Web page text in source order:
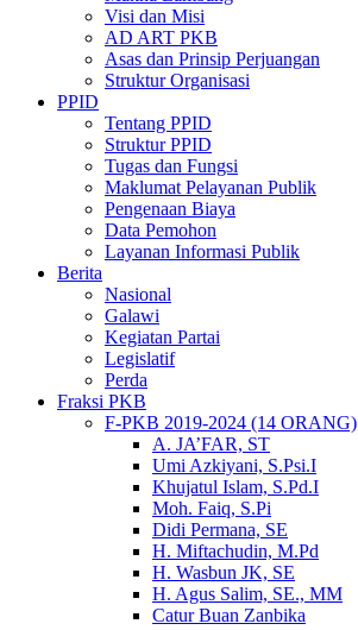
Visi dan Misi
AD ART PKB
Asas dan Prinsip Perjuangan
Struktur Organisasi
PPID
Tentang PPID
Struktur PPID
Tugas dan Fungsi
Maklumat Pelayanan Publik
Pengenaan Biaya
Data Pemohon
Layanan Informasi Publik
Berita
Nasional
Galawi
Kegiatan Partai
Legislatif
Perda
Fraksi PKB
F-PKB 2019-2024 (14 ORANG)
A. JA’FAR, ST
Umi Azkiyani, S.Psi.I
Khujatul Islam, S.Pd.I
Moh. Faiq, S.Pi
Didi Permana, SE
H. Miftachudin, M.Pd
H. Wasbun JK, SE
H. Agus Salim, SE., MM
Catur Buan Zanbika